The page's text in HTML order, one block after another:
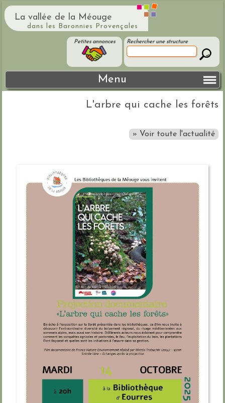
La vallée de la Méouge
dans les Baronnies Provençales
Rechercher une structure
Petites annonces
Menu
L'arbre qui cache les forêts
» Voir toute l'actualité